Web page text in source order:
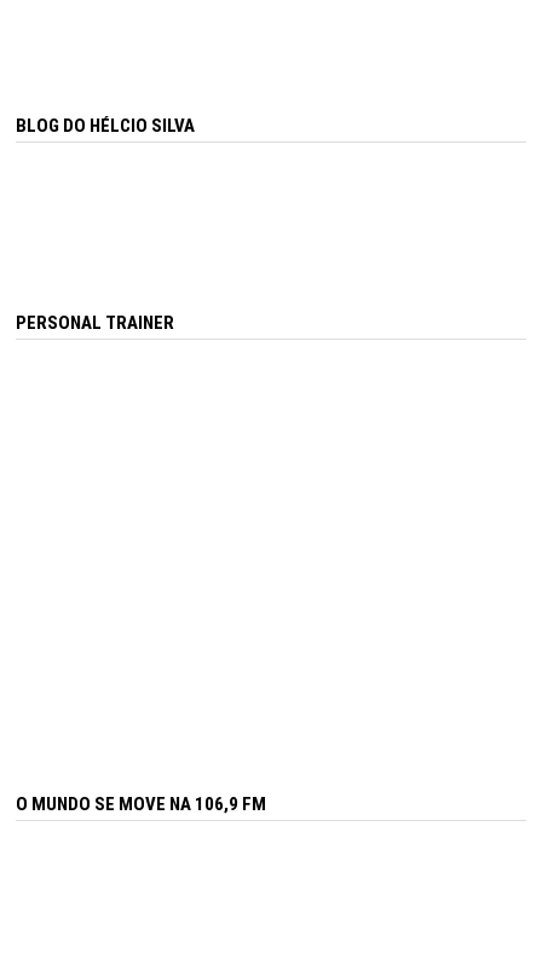
BLOG DO HÉLCIO SILVA
PERSONAL TRAINER
O MUNDO SE MOVE NA 106,9 FM